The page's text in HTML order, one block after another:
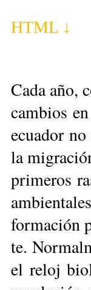
HTML ↓
Ca­da año,
cam­bios
ecua­dor
la
pri­me­ros
for­ma­ción
te.
el re­loj